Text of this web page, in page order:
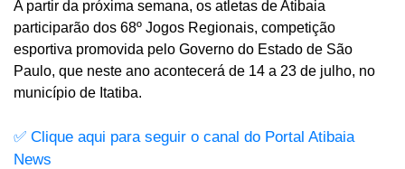
A partir da próxima semana, os atletas de Atibaia
participarão dos 68º Jogos Regionais, competição
esportiva promovida pelo Governo do Estado de São
Paulo, que neste ano acontecerá de 14 a 23 de julho, no
município de Itatiba.
✅ Clique aqui para seguir o canal do Portal Atibaia
News